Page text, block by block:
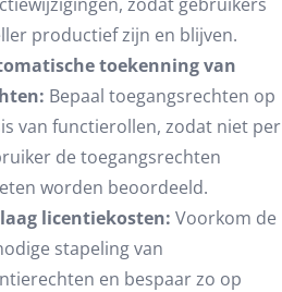
productief zijn en blijven.
toekenning van
Bepaal toegangsrechten op
van functierollen, zodat niet per
de toegangsrechten
worden beoordeeld.
licentiekosten: Voorkom de
stapeling van
en bespaar zo op